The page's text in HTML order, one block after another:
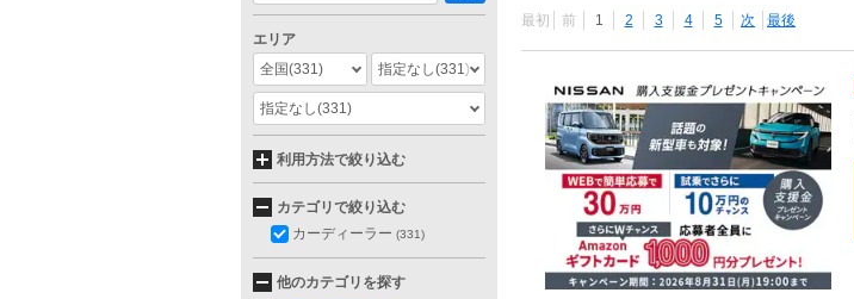
最初 前 1 2 3 4 5 次 最後
エリア
全国(331) 指定なし(331)
指定なし(331)
利用方法で絞り込む
カテゴリで絞り込む
カーディーラー (331)
他のカテゴリを探す